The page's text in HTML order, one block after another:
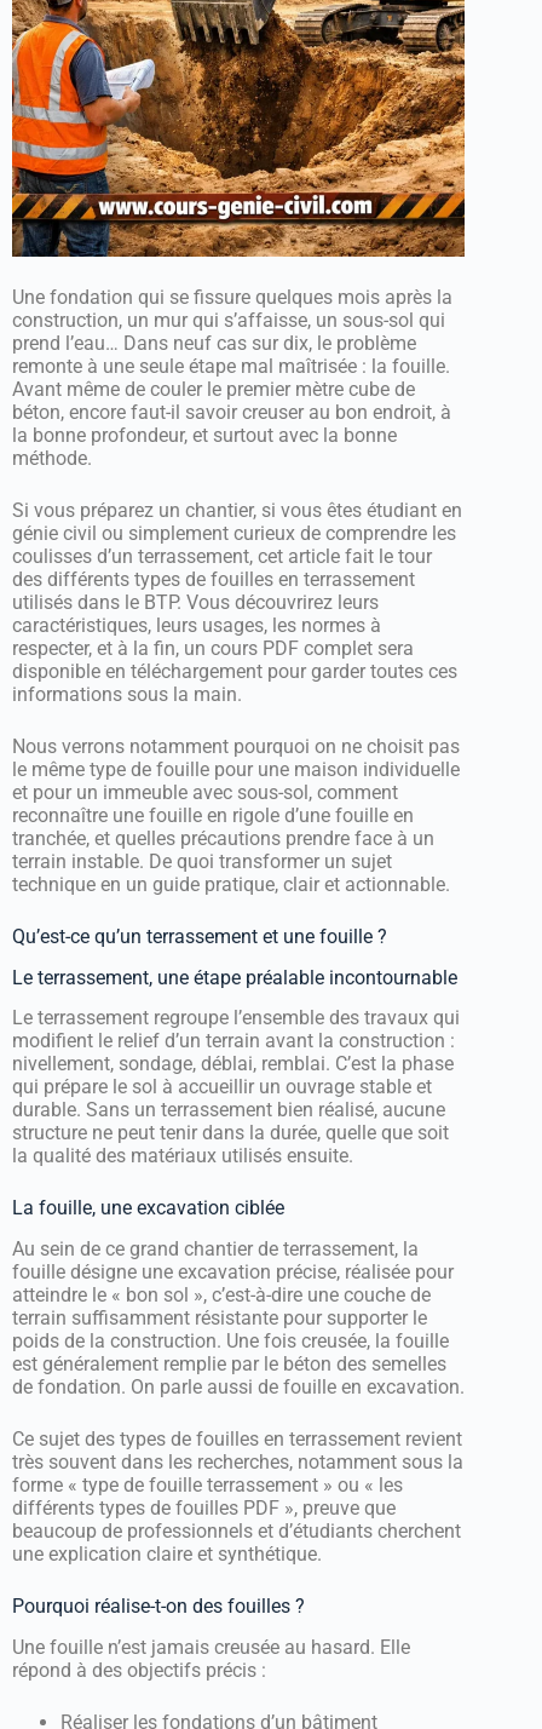
Une fondation qui se fissure quelques mois après la
construction, un mur qui s’affaisse, un sous-sol qui
prend l’eau… Dans neuf cas sur dix, le problème
remonte à une seule étape mal maîtrisée : la fouille.
Avant même de couler le premier mètre cube de
béton, encore faut-il savoir creuser au bon endroit, à
la bonne profondeur, et surtout avec la bonne
méthode.
Si vous préparez un chantier, si vous êtes étudiant en
génie civil ou simplement curieux de comprendre les
coulisses d’un terrassement, cet article fait le tour
des différents types de fouilles en terrassement
utilisés dans le BTP. Vous découvrirez leurs
caractéristiques, leurs usages, les normes à
respecter, et à la fin, un cours PDF complet sera
disponible en téléchargement pour garder toutes ces
informations sous la main.
Nous verrons notamment pourquoi on ne choisit pas
le même type de fouille pour une maison individuelle
et pour un immeuble avec sous-sol, comment
reconnaître une fouille en rigole d’une fouille en
tranchée, et quelles précautions prendre face à un
terrain instable. De quoi transformer un sujet
technique en un guide pratique, clair et actionnable.
Qu’est-ce qu’un terrassement et une fouille ?
Le terrassement, une étape préalable incontournable
Le terrassement regroupe l’ensemble des travaux qui
modifient le relief d’un terrain avant la construction :
nivellement, sondage, déblai, remblai. C’est la phase
qui prépare le sol à accueillir un ouvrage stable et
durable. Sans un terrassement bien réalisé, aucune
structure ne peut tenir dans la durée, quelle que soit
la qualité des matériaux utilisés ensuite.
La fouille, une excavation ciblée
Au sein de ce grand chantier de terrassement, la
fouille désigne une excavation précise, réalisée pour
atteindre le « bon sol », c’est-à-dire une couche de
terrain suffisamment résistante pour supporter le
poids de la construction. Une fois creusée, la fouille
est généralement remplie par le béton des semelles
de fondation. On parle aussi de fouille en excavation.
Ce sujet des types de fouilles en terrassement revient
très souvent dans les recherches, notamment sous la
forme « type de fouille terrassement » ou « les
différents types de fouilles PDF », preuve que
beaucoup de professionnels et d’étudiants cherchent
une explication claire et synthétique.
Pourquoi réalise-t-on des fouilles ?
Une fouille n’est jamais creusée au hasard. Elle
répond à des objectifs précis :
Réaliser les fondations d’un bâtiment